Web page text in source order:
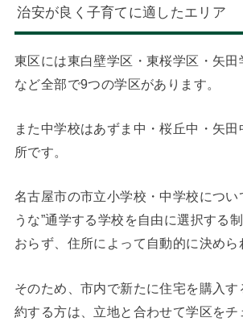
治安が良く子育てに適したエリア
東区には東白壁学区・東桜学区・矢田
など全部で9つの学区があります。
また中学校はあずま中・桜丘中・矢
所です。
名古屋市の市立小学校・中学校につい
うな”通学する学校を自由に選択する
おらず、住所によって自動的に決めら
そのため、市内で新たに住宅を購入
約する方は、立地と合わせて学区をチ